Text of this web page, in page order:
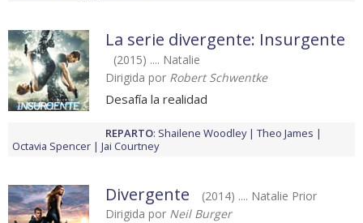
La serie divergente: Insurgente
(2015) .... Natalie
Dirigida por Robert Schwentke
Desafía la realidad
REPARTO: Shailene Woodley
Theo James
Octavia Spencer
Jai Courtney
Divergente
(2014) .... Natalie Prior
Dirigida por Neil Burger